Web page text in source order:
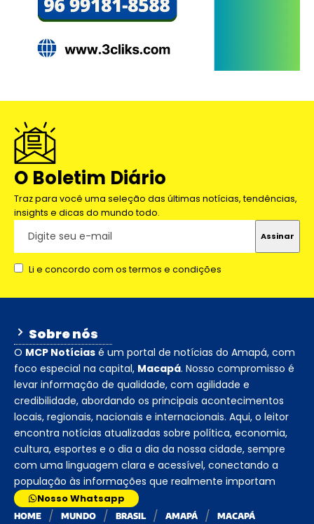
O Boletim Diário
Traz para você uma seleção das últimas notícias, tendências,
insights e dicas do mundo todo.
Li e concordo com os termos e condições
Sobre nós
O MCP Notícias é um portal de notícias do Amapá, com
foco especial na capital, Macapá. Nosso compromisso é
levar informação de qualidade, com agilidade e
credibilidade, abordando os principais acontecimentos
locais, regionais, nacionais e internacionais. Aqui, o leitor
encontra notícias atualizadas sobre política, economia,
cultura, esportes e o dia a dia da nossa cidade, sempre
com uma linguagem clara e acessível, conectando a
população às informações que realmente importam
Nosso Whatsapp
HOME MUNDO BRASIL AMAPÁ MACAPÁ